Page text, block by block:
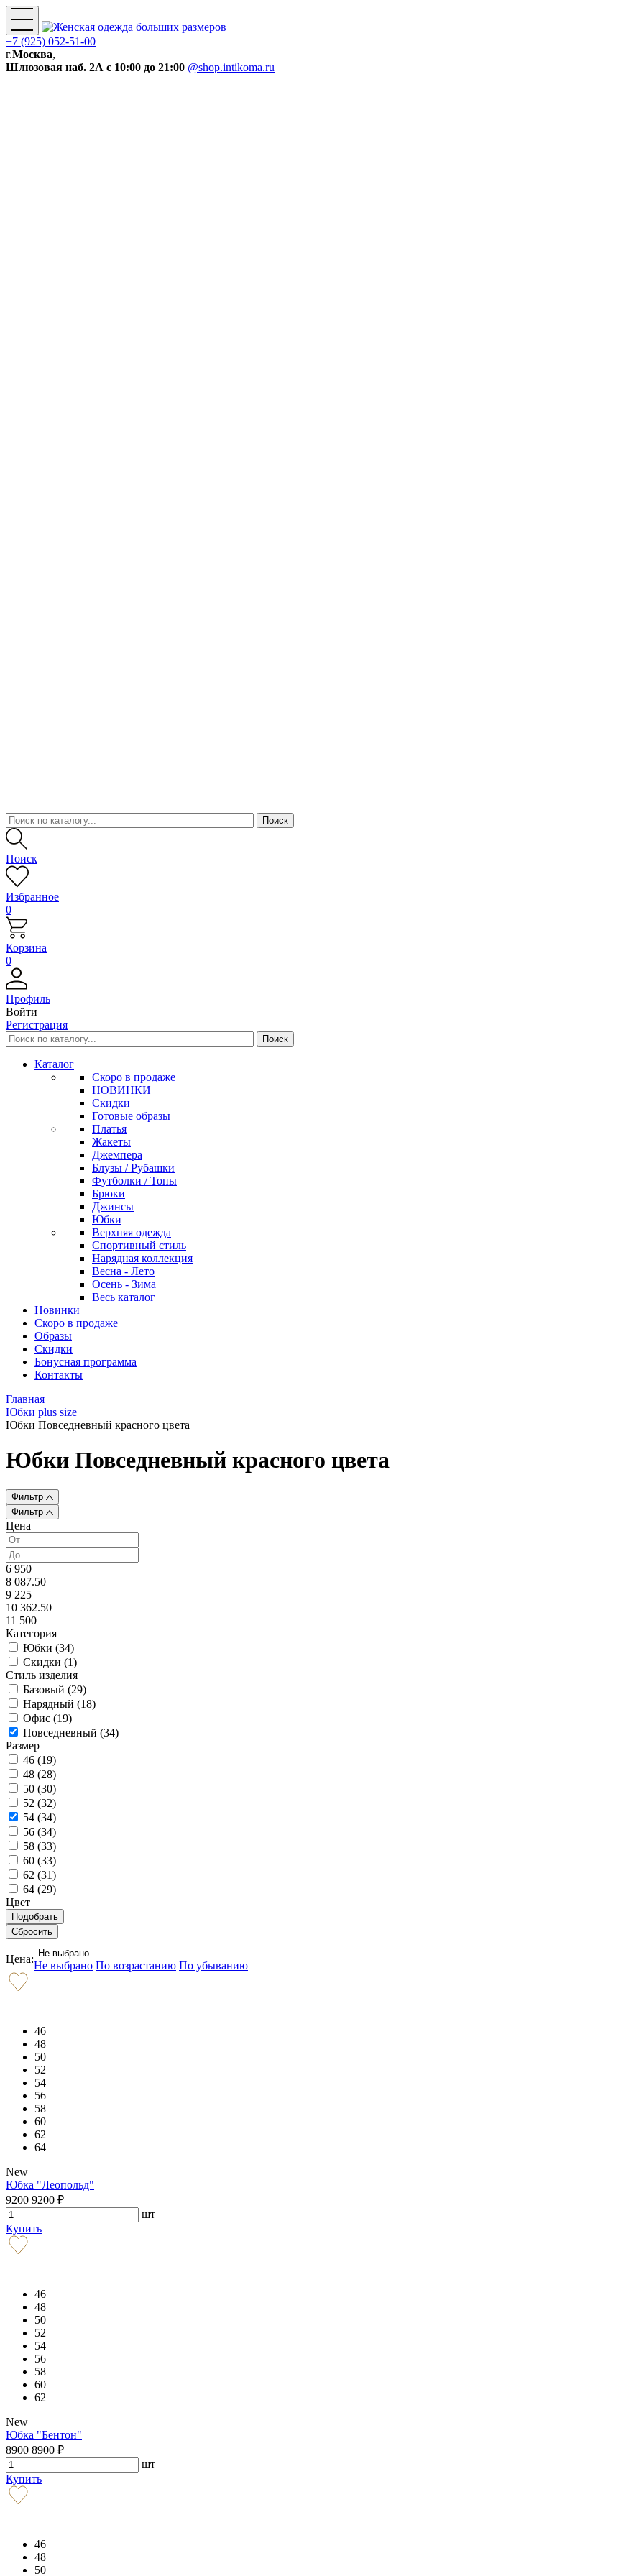
+7 (925) 052-51-00
г.Москва,
Шлюзовая наб. 2А с 10:00 до 21:00 @shop.intikoma.ru
Поиск
Избранное
0
Корзина
0
Профиль
Войти
Регистрация
Каталог
Скоро в продаже
НОВИНКИ
Скидки
Готовые образы
Платья
Жакеты
Джемпера
Блузы / Рубашки
Футболки / Топы
Брюки
Джинсы
Юбки
Верхняя одежда
Спортивный стиль
Нарядная коллекция
Весна - Лето
Осень - Зима
Весь каталог
Новинки
Скоро в продаже
Образы
Скидки
Бонусная программа
Контакты
Главная
Юбки plus size
Юбки Повседневный красного цвета
Юбки Повседневный красного цвета
Фильтр
Фильтр
Цена
6 950
8 087.50
9 225
10 362.50
11 500
Категория
Юбки (34)
Скидки (1)
Стиль изделия
Базовый (29)
Нарядный (18)
Офис (19)
Повседневный (34)
Размер
46 (19)
48 (28)
50 (30)
52 (32)
54 (34)
56 (34)
58 (33)
60 (33)
62 (31)
64 (29)
Цвет
Цена: Не выбрано
Не выбрано По возрастанию По убыванию
46
48
50
52
54
56
58
60
62
64
New
Юбка "Леопольд"
9200 9200 ₽
шт
Купить
46
48
50
52
54
56
58
60
62
New
Юбка "Бентон"
8900 8900 ₽
шт
Купить
46
48
50